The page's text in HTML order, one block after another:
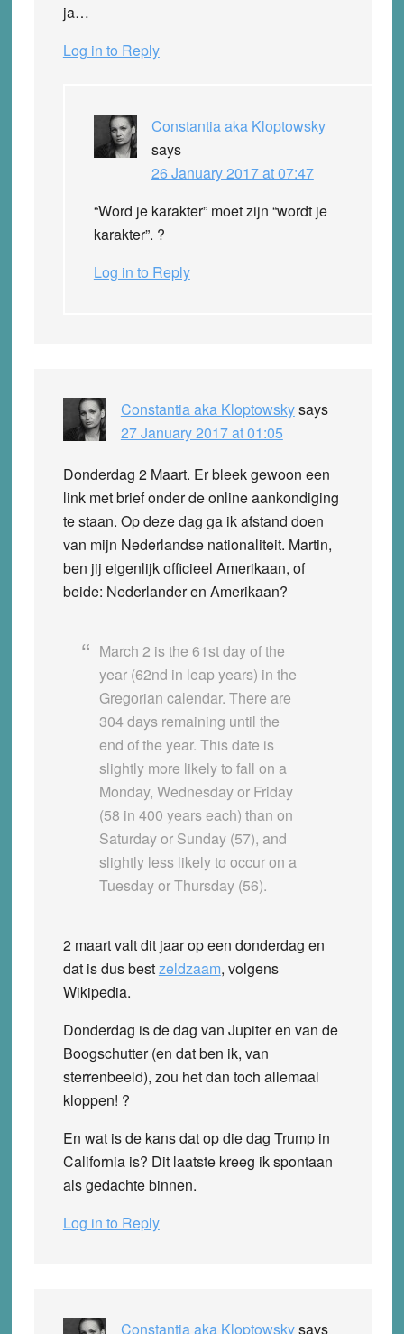
ja…
Log in to Reply
Constantia aka Kloptowsky
says
26 January 2017 at 07:47
“Word je karakter” moet zijn “wordt je
karakter”. ?
Log in to Reply
Constantia aka Kloptowskysays
27 January 2017 at 01:05
Donderdag 2 Maart. Er bleek gewoon een
link met brief onder de online aankondiging
te staan. Op deze dag ga ik afstand doen
van mijn Nederlandse nationaliteit. Martin,
ben jij eigenlijk officieel Amerikaan, of
beide: Nederlander en Amerikaan?
March 2 is the 61st day of the
year (62nd in leap years) in the
Gregorian calendar. There are
304 days remaining until the
end of the year. This date is
slightly more likely to fall on a
Monday, Wednesday or Friday
(58 in 400 years each) than on
Saturday or Sunday (57), and
slightly less likely to occur on a
Tuesday or Thursday (56).
2 maart valt dit jaar op een donderdag en
dat is dus bestzeldzaam, volgens
Wikipedia.
Donderdag is de dag van Jupiter en van de
Boogschutter (en dat ben ik, van
sterrenbeeld), zou het dan toch allemaal
kloppen! ?
En wat is de kans dat op die dag Trump in
California is? Dit laatste kreeg ik spontaan
als gedachte binnen.
Log in to Reply
Constantia aka Kloptowskysays